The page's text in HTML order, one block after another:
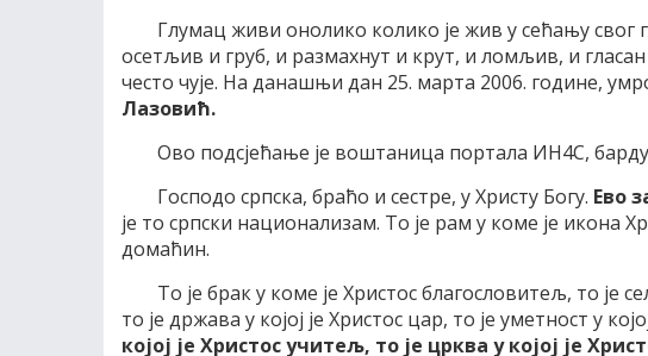
Глумац живи онолико колико је жив у сећању свог
осетљив и груб, и размахнут и крут, и ломљив, и
често чује. На данашњи дан 25. марта 2006. године,
Лазовић.
Ово подсјећање је воштаница портала ИН4С,
Господо српска, браћо и сестре, у Христу Богу. Ево
је то српски национализам. То је рам у коме је икона
домаћин.
То је брак у коме је Христос благословитељ, то је
то је држава у којој је Христос цар, то је уметност у
којој је Христос учитељ, то је црква у којој је